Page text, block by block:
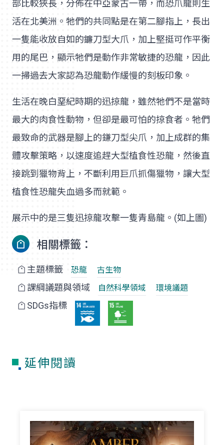
部比較狹長，分佈在中亞蒙古一帶，而恐爪龍則生
活在北美洲。牠們的共同點是在第二腳指上，長出
一隻能收放自如的鐮刀型大爪，加上堅挺可作平衡
用的尾巴，顯示牠們是動作非常敏捷的恐龍，因此
一掃過去大家認為恐龍動作緩慢的刻板印象。
生活在晚白堊紀時期的迅掠龍，雖然牠們不是當時
最大的肉食性動物，但卻是最可怕的掠食者。牠們
最致命的武器是腳上的鎌刀型尖爪，加上成群的集
體攻擊策略，以速度追趕大型植食性恐龍，然後直
接跳到獵物背上，不斷利用巨爪抓傷獵物，讓大型
植食性恐龍失血過多而就範。
展示中的是三隻迅掠龍攻擊一隻青島龍。(如上圖)
相關標籤：
主題標籤 恐龍 古生物
課綱議題與領域 自然科學領域 環境議題
SDGs指標
延伸閱讀